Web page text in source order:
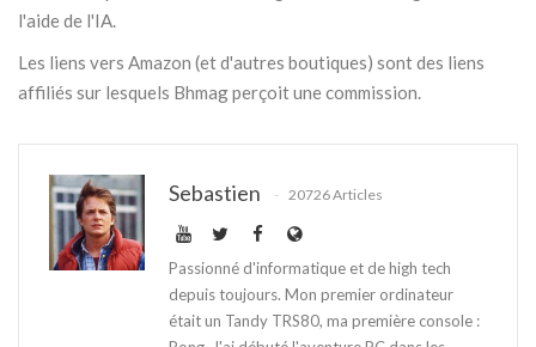
l'aide de l'IA.
Les liens vers Amazon (et d'autres boutiques) sont des liens
affiliés sur lesquels Bhmag perçoit une commission.
Sebastien 20726 Articles
Passionné d'informatique et de high tech
depuis toujours. Mon premier ordinateur
était un Tandy TRS80, ma première console :